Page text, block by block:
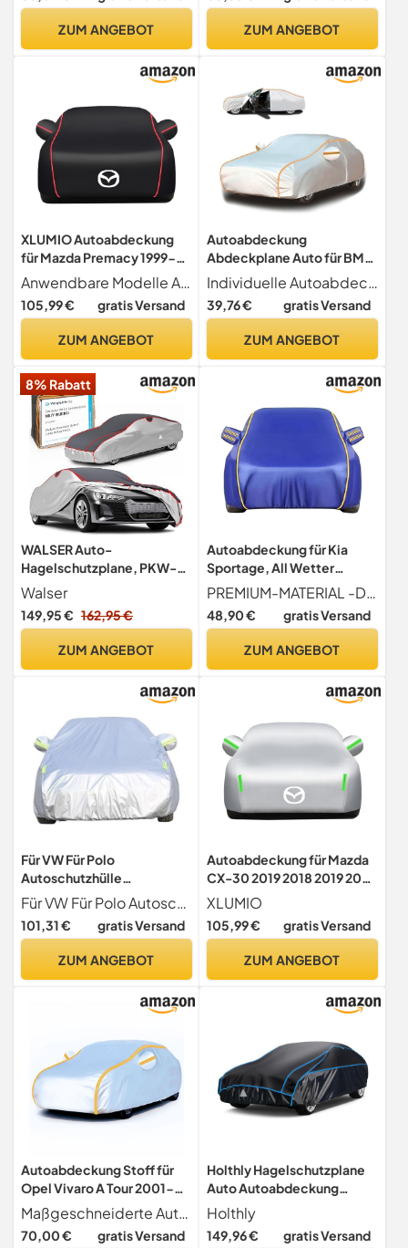
ZUM ANGEBOT
beständig, schneesicher,
ZUM ANGEBOT
XLUMIO Autoabdeckung
für Mazda Premacy 1999-
2005, Auto-Schutzhülle,
Autoabdeckung für den
Außenbereich,
Schneesicher Staubdicht,
Anwendbare Modelle Autoabdeckung für Mazda Premacy 1999-2005.
105,99 € gratis Versand
ZUM ANGEBOT
Autoabdeckung
Abdeckplane Auto für BMW
5 Series 525 Li, Vollgarage
Auto Autogarage
Abdeckung
Reflektorstreifen und
Individuelle Autoabdeckung Autoabdeckung Outdoor für BMW 5 Series 525 Li, jede unserer Autoplane wird entsprechend dem Modell und der Größe des Autos und dem Baujahr angepasst, passt perfekt zu Ihrem Auto.
39,76 € gratis Versand
ZUM ANGEBOT
8% Rabatt
WALSER Auto-
Hagelschutzplane, PKW-
Hagelschutzgarage
wasserdicht, Auto-
Abdeckplane Premium
PKW-Abdeckung,
Walser
149,95 € 162,95 €
ZUM ANGEBOT
Autoabdeckung für Kia
Sportage, All Wetter
Wasserdichter
Sonnenschutz Auto-
Schutzhülle Garage im
Robuste Autoplane mit
PREMIUM-MATERIAL -Die Autoabdeckung besteht aus hochwertigem Oxford-Material und ist wasser-, regen- und schneesicher. Hochreflektierendes Silber hat gute sonnenbeständige Eigenschaften, die das Auto bei heißem Wetter kühl halten können.
48,90 € gratis Versand
ZUM ANGEBOT
Für VW Für Polo
Autoschutzhülle
Sonnenschutz Regenschutz
UV-Schutz Staubschutz
Autolackschutz
Für VW Für Polo Autoschutzhülle Sonnenschutz Regen
101,31 € gratis Versand
ZUM ANGEBOT
Autoabdeckung für Mazda
CX-30 2019 2018 2019 2020
2021-2024, Auto-
Schutzhülle,
Autoabdeckung für den
Wasserdicht Winddicht
XLUMIO
105,99 € gratis Versand
ZUM ANGEBOT
Autoabdeckung Stoff für
Opel Vivaro A Tour 2001-
2006 Minivan,
Autoschutzhülle Winter
Autoabdeckplane Outdoor
Maßgeschneiderte Autoabdeckung Autoabdeckung Stoff für Opel Vivaro A Tour 2001-2006 Minivan, Maße 4782 x 1904 x 1959 mm, maßgeschneidertes Auto, perfekte Passform. Sie schützt Ihr Auto vor Schnee, Regen, UV-Strahlen und schlechtem Wetter, wodurch die Lebensdauer Ihres Fahrzeugs verlängert wird.
70,00 € gratis Versand
Holthly Hagelschutzplane
Auto Autoabdeckung
Wasserdicht, PKW
Hagelschutzgarage,
Abdeckplane für Hagel
Holthly
149,96 € gratis Versand